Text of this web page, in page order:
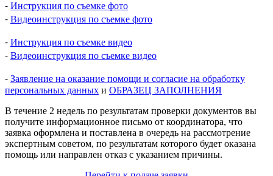
⁃ Инструкция по съемке фото
⁃ Видеоинструкция по съемке фото
⁃ Инструкция по съемке видео
⁃ Видеоинструкция по съемке видео
⁃ Заявление на оказание помощи и согласие на обработку
персональных данных и ОБРАЗЕЦ ЗАПОЛНЕНИЯ
В течение 2 недель по результатам проверки документов вы
получите информационное письмо от координатора, что
заявка оформлена и поставлена в очередь на рассмотрение
экспертным советом, по результатам которого будет оказана
помощь или направлен отказ с указанием причины.